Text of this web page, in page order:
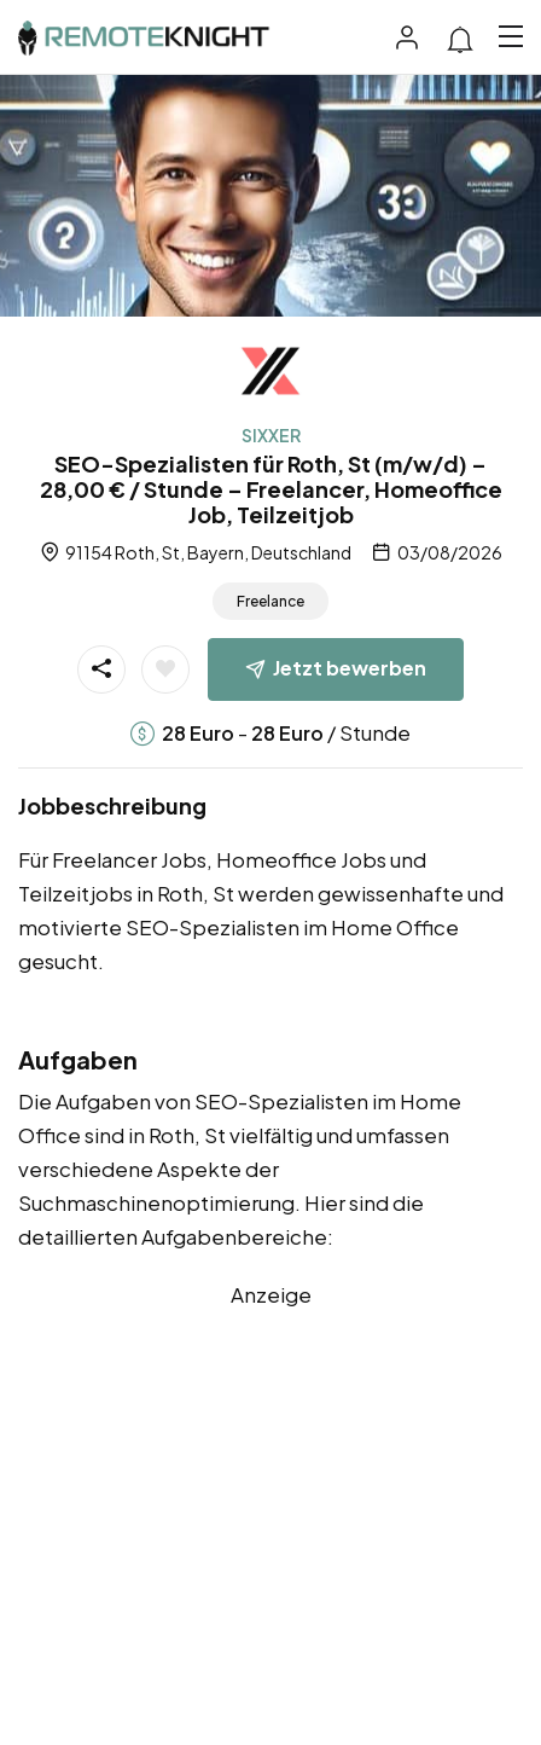
SIXXER
SEO-Spezialisten für Roth, St (m/w/d) –
28,00 € / Stunde – Freelancer, Homeoffice
Job, Teilzeitjob
91154 Roth, St, Bayern, Deutschland 03/08/2026
Freelance
Jetzt bewerben
28 Euro - 28 Euro / Stunde
Jobbeschreibung
Für Freelancer Jobs, Homeoffice Jobs und
Teilzeitjobs in Roth, St werden gewissenhafte und
motivierte SEO-Spezialisten im Home Office
gesucht.
Aufgaben
Die Aufgaben von SEO-Spezialisten im Home
Office sind in Roth, St vielfältig und umfassen
verschiedene Aspekte der
Suchmaschinenoptimierung. Hier sind die
detaillierten Aufgabenbereiche:
Anzeige